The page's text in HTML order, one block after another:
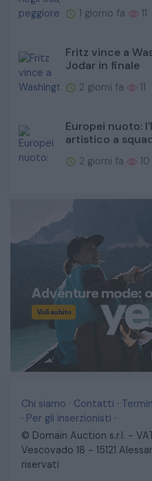
1 giorno fa 11
Fritz vince a
Jodar in finale
2 giorni fa 11
Europei nuoto:
artistico a
2 giorni fa 10
Chi siamo · Contatti ·
· Per gli inserzionisti ·
© Domain Auction s.r.l. -
Vescovado 18 - 15121
riservati